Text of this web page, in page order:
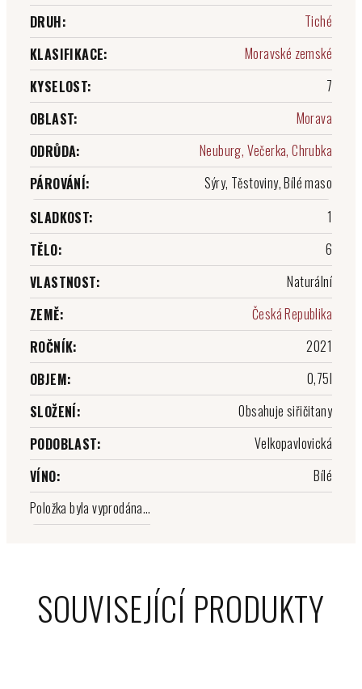
DRUH:
Tiché
KLASIFIKACE:
Moravské zemské
KYSELOST:
7
OBLAST:
Morava
ODRŮDA:
Neuburg, Večerka, Chrubka
PÁROVÁNÍ:
Sýry, Těstoviny, Bílé maso
SLADKOST:
1
TĚLO:
6
VLASTNOST:
Naturální
ZEMĚ:
Česká Republika
ROČNÍK:
2021
OBJEM:
0,75l
SLOŽENÍ:
Obsahuje siřičitany
PODOBLAST:
Velkopavlovická
VÍNO:
Bílé
Položka byla vyprodána…
SOUVISEJÍCÍ PRODUKTY